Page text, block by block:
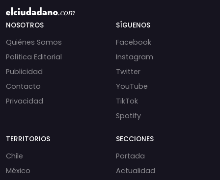
NOSOTROS
Quiénes Somos
Política Editorial
Publicidad
Contacto
Privacidad
SÍGUENOS
Facebook
Instagram
Twitter
YouTube
TikTok
Spotify
TERRITORIOS
Chile
México
SECCIONES
Portada
Actualidad